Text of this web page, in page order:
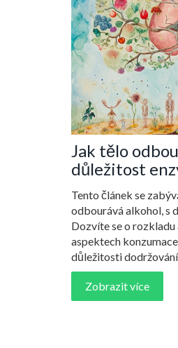
Jak tělo
důležitost
Tento článek se
odbourává alkohol, s
Dozvíte se o
aspektech
důležitosti
i tipy, jak se rychleji
možné dlouhodobé
Zobrazit více